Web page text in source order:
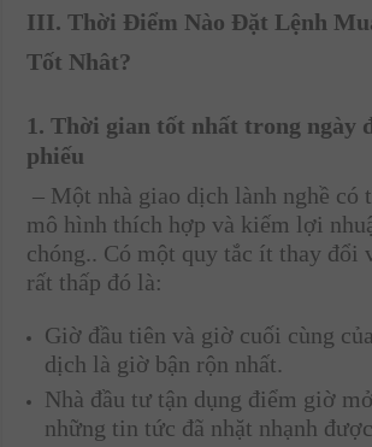
III. Thời Điểm Nào Đặt Lệnh
Tốt Nhât?
1. Thời gian tốt nhất trong ngày
phiếu
– Một nhà giao dịch lành nghề có
mô hình thích hợp và kiếm lợi
chóng.. Có một quy tắc ít thay đổi
rất thấp đó là:
Giờ đầu tiên và giờ cuối cùng
dịch là giờ bận rộn nhất.
Nhà đầu tư tận dụng điểm giờ
những tin tức đã nhặt nhạnh